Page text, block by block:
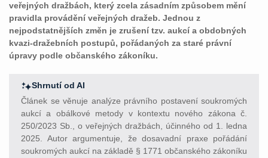
veřejných dražbách, který zcela zásadním způsobem mění
pravidla provádění veřejných dražeb. Jednou z
nejpodstatnějších změn je zrušení tzv. aukcí a obdobných
kvazi-dražebních postupů, pořádaných za staré právní
úpravy podle občanského zákoníku.
Shrnutí od AI
Článek se věnuje analýze právního postavení soukromých
aukcí a obálkové metody v kontextu nového zákona č.
250/2023 Sb., o veřejných dražbách, účinného od 1. ledna
2025. Autor argumentuje, že dosavadní praxe pořádání
soukromých aukcí na základě § 1771 občanského zákoníku